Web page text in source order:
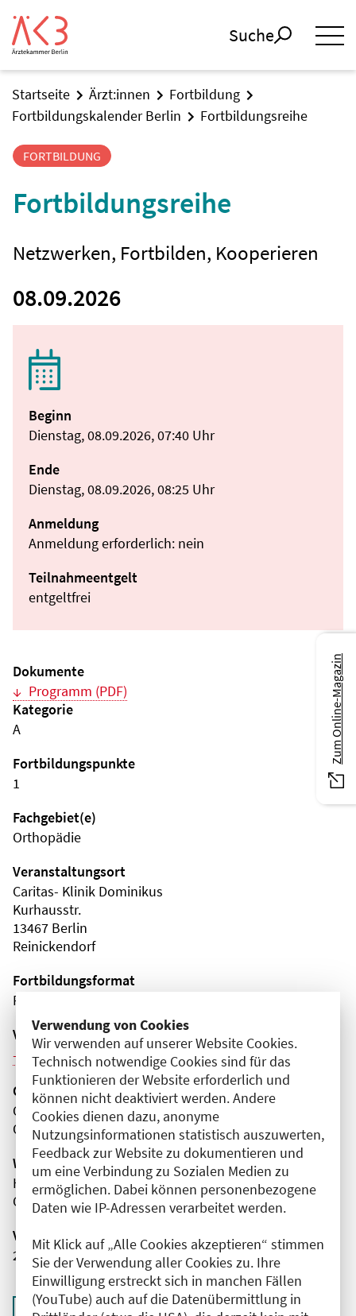
Verwendung von Cookies
Wir verwenden auf unserer Website Cookies.
Technisch notwendige Cookies sind für das
Funktionieren der Website erforderlich und
können nicht deaktiviert werden. Andere
Cookies dienen dazu, anonyme
Nutzungsinformationen statistisch auszuwerten,
Feedback zur Website zu dokumentieren und
um eine Verbindung zu Sozialen Medien zu
ermöglichen. Dabei können personenbezogene
Daten wie IP-Adressen verarbeitet werden.
Mit Klick auf „Alle Cookies akzeptieren“ stimmen
Sie der Verwendung aller Cookies zu. Ihre
Einwilligung erstreckt sich in manchen Fällen
(YouTube) auch auf die Datenübermittlung in
Suche
Startseite Ärzt:innen
Fortbildung
Fortbildungskalender Berlin
Fortbildungsreihe
FORTBILDUNG
Fortbildungsreihe
Netzwerken, Fortbilden, Kooperieren
08.09.2026
Beginn
Dienstag, 08.09.2026, 07:40 Uhr
Ende
Dienstag, 08.09.2026, 08:25 Uhr
Anmeldung
Anmeldung erforderlich: nein
Teilnahmeentgelt
entgeltfrei
Dokumente
Programm (PDF)
Kategorie
A
Fortbildungspunkte
1
Fachgebiet(e)
Orthopädie
Veranstaltungsort
Caritas- Klinik Dominikus
Kurhausstr.
13467 Berlin
Reinickendorf
Fortbildungsformat
Präsenz
Veranstaltungsreihe
Weitere Veranstaltungen dieser Reihe (6)
Organisator(en)
Caritas-Klinik Dominikus Berlin-Reinickendorf
Orthopädie und Unfallchirurgie
Wissenschaftliche Leitung
Herr Tariq Qodceiah
Caritas-Klinik Dominikus Berlin-Reinickendorf
Veranstaltungsnummer
2761102026005770091
Zum Online-Magazin